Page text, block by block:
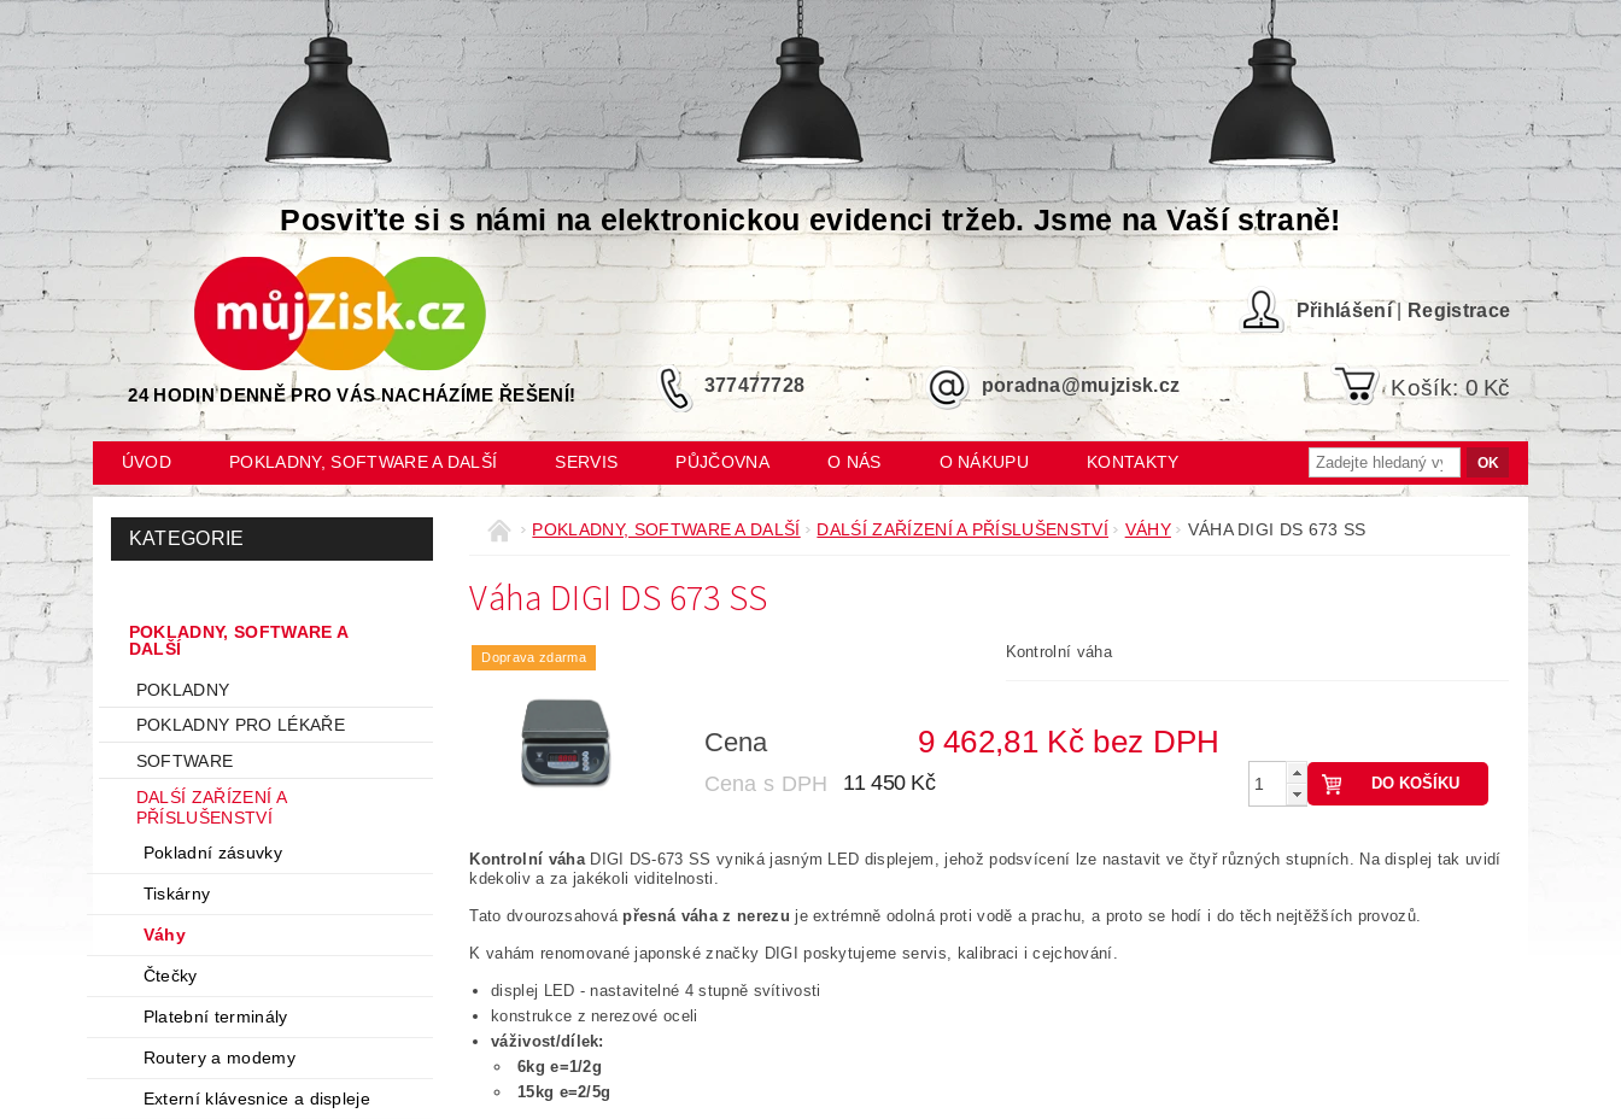
Posviťte si s námi na elektronickou evidenci tržeb. Jsme na Vaší straně!
24 HODIN DENNĚ PRO VÁS NACHÁZÍME ŘEŠENÍ! 377477728 poradna@mujzisk.cz
Přihlášení Registrace
Košík: 0 Kč
ÚVOD POKLADNY, SOFTWARE A DALŠÍ SERVIS PŮJČOVNA O NÁS O NÁKUPU KONTAKTY
KATEGORIE
POKLADNY, SOFTWARE A
DALŠÍ
POKLADNY
POKLADNY PRO LÉKAŘE
SOFTWARE
DALŚÍ ZAŘÍZENÍ A
PŘÍSLUŠENSTVÍ
Pokladní zásuvky
Tiskárny
Váhy
Čtečky
Platební terminály
Routery a modemy
Externí klávesnice a displeje
POKLADNY, SOFTWARE A DALŠÍ DALŚÍ ZAŘÍZENÍ A PŘÍSLUŠENSTVÍ VÁHY VÁHA DIGI DS 673 SS
Váha DIGI DS 673 SS
Doprava zdarma Kontrolní váha
Cena 9 462,81 Kč bez DPH
11 450 Kč
Kontrolní váhaDIGI DS-673 SS vyniká jasným LED displejem, jehož podsvícení lze nastavit ve čtyř různých stupních. Na displej tak uvidí
kdekoliv a za jakékoli viditelnosti.
Tato dvourozsahovápřesná váha z nerezuje extrémně odolná proti vodě a prachu, a proto se hodí i do těch nejtěžších provozů.
K vahám renomované japonské značky DIGI poskytujeme servis, kalibraci i cejchování.
displej LED - nastavitelné 4 stupně svítivosti
konstrukce z nerezové oceli
váživost/dílek:
6kg e=1/2g
15kg e=2/5g